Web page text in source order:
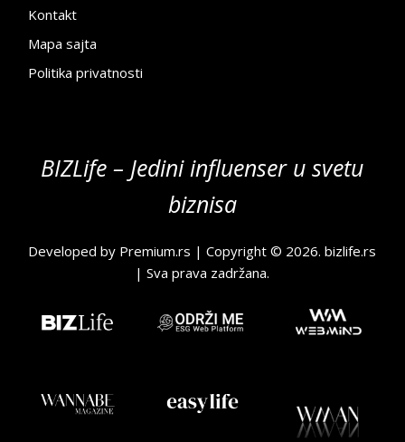
Kontakt
Mapa sajta
Politika privatnosti
BIZLife – Jedini influenser u svetu
biznisa
Developed by Premium.rs | Copyright © 2026.bizlife.rs
| Sva prava zadržana.